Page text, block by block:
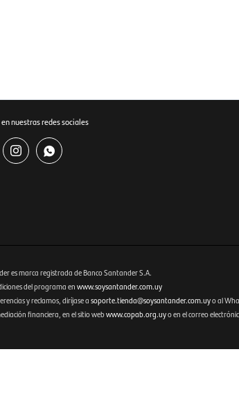
nuestras redes sociales
 
es marca registrada de Banco Santander S.A.
del programa enwww.soysantander.com.uy
y reclamos, diríjase asoporte.tienda@soysantander.com.uyo al
financiera, en el sitio webwww.copab.org.uyo en el correo